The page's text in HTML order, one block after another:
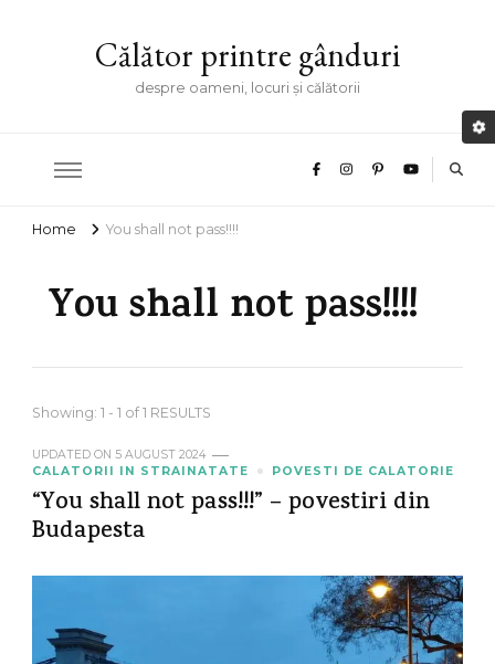
Călător printre gânduri
despre oameni, locuri și călătorii
Home You shall not pass!!!!
You shall not pass!!!!
Showing: 1 - 1 of 1 RESULTS
UPDATED ON 5 AUGUST 2024
CALATORII IN STRAINATATE
POVESTI DE CALATORIE
“You shall not pass!!!” – povestiri din
Budapesta